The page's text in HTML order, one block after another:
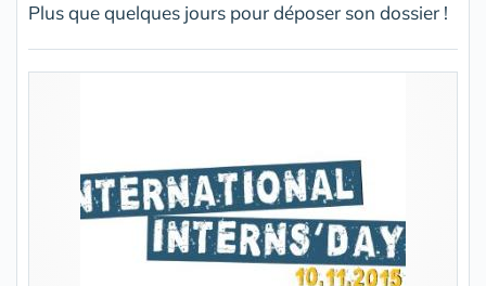
Plus que quelques jours pour déposer son dossier !